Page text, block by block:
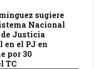
sugiere
Nacional
Justicia
el PJ en
por 30
TC